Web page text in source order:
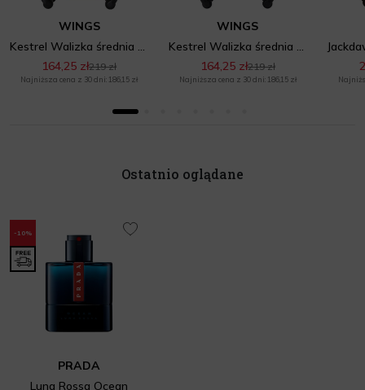
WINGS
Kestrel Walizka średnia M Champagne
164,25 zł219 zł
Najniższa cena z 30 dni: 186,15 zł
WINGS
Kestrel Walizka średnia M Blue
164,25 zł219 zł
Najniższa cena z 30 dni: 186,15 zł
Ostatnio oglądane
-10%
PRADA
Luna Rossa Ocean